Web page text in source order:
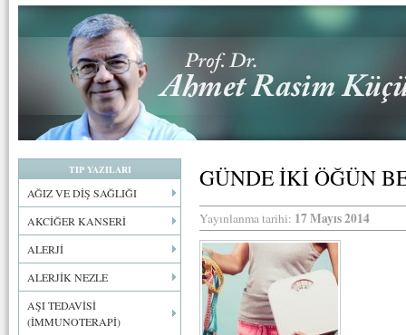
TIP YAZILARI
AĞIZ VE DİŞ SAĞLIĞI
AKCİĞER KANSERİ
ALERJİ
ALERJİK NEZLE
AŞI TEDAVİSİ
(İMMUNOTERAPİ)
GÜNDE İKİ ÖĞÜN
Yayınlanma tarihi: 17 Mayıs 2014